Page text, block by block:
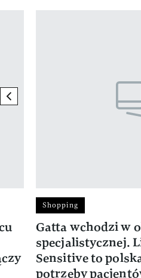
previous element
Shopping
Gatta wchodzi w
specjalistycznej.
Sensitive to
potrzeby